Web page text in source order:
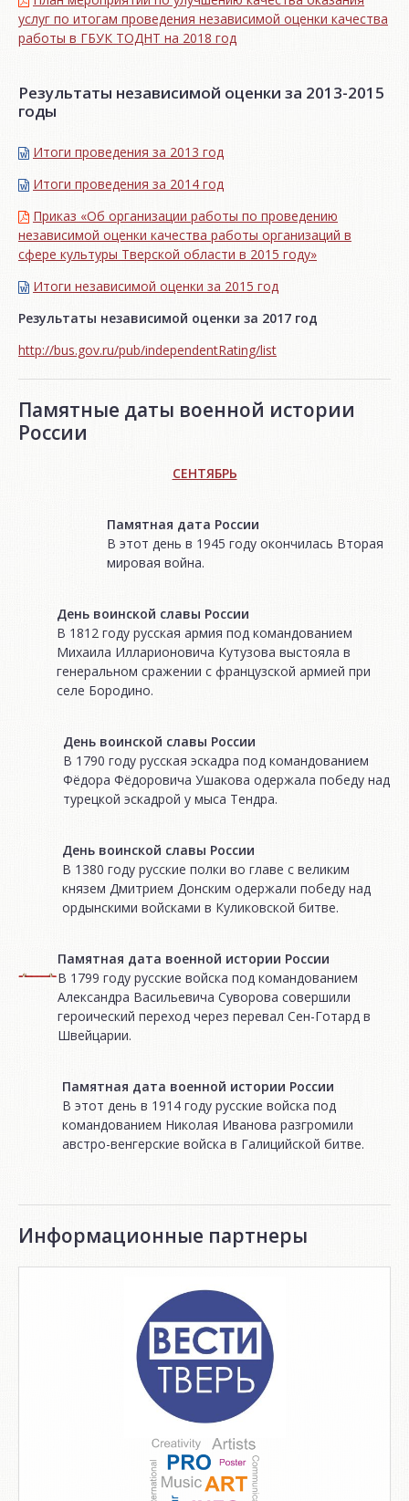
услуг по итогам проведения независимой оценки качества
работы в ГБУК ТОДНТ на 2018 год
Результаты независимой оценки за 2013-2015
годы
Итоги проведения за 2013 год
Итоги проведения за 2014 год
Приказ «Об организации работы по проведению
независимой оценки качества работы организаций в
сфере культуры Тверской области в 2015 году»
Итоги независимой oценки за 2015 год
Результаты независимой оценки за 2017 год
http://bus.gov.ru/pub/independentRating/list
Памятные даты военной истории
России
СЕНТЯБРЬ
Памятная дата России
В этот день в 1945 году окончилась Вторая
мировая война.
День воинской славы России
В 1812 году русская армия под командованием
Михаила Илларионовича Кутузова выстояла в
генеральном сражении с французской армией при
селе Бородино.
День воинской славы России
В 1790 году русская эскадра под командованием
Фёдора Фёдоровича Ушакова одержала победу над
турецкой эскадрой у мыса Тендра.
День воинской славы России
В 1380 году русские полки во главе с великим
князем Дмитрием Донским одержали победу над
ордынскими войсками в Куликовской битве.
Памятная дата военной истории России
В 1799 году русские войска под командованием
Александра Васильевича Суворова совершили
героический переход через перевал Сен-Готард в
Швейцарии.
Памятная дата военной истории России
В этот день в 1914 году русские войска под
командованием Николая Иванова разгромили
австро-венгерские войска в Галицийской битве.
Информационные партнеры